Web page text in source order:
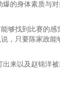
的身体素质与
够找到比赛的
，只要陈家政
来以及赵锦洋